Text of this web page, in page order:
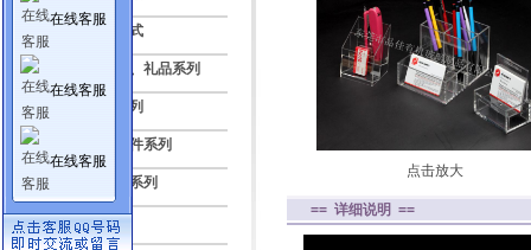
亚克力透明盒式
压克力纪念品、礼品系列
标牌授权牌系列
亚克力灯饰配件系列
数码电子展示系列
广告灯箱系列
点击放大
== 详细说明 ==
在线客服
在线客服
在线客服